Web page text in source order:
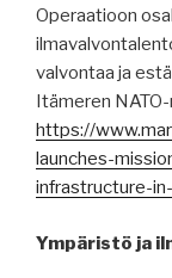
Operaatioon
valvontaa ja
Itämeren
https://
launches-
infrastructure-
Ympäristö ja